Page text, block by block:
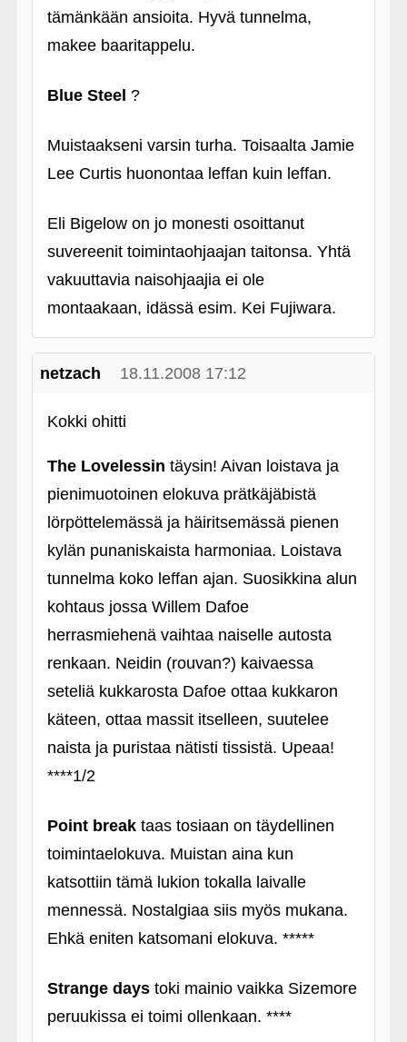
tämänkään ansioita. Hyvä tunnelma,
makee baaritappelu.
Blue Steel ?
Muistaakseni varsin turha. Toisaalta Jamie
Lee Curtis huonontaa leffan kuin leffan.
Eli Bigelow on jo monesti osoittanut
suvereenit toimintaohjaajan taitonsa. Yhtä
vakuuttavia naisohjaajia ei ole
montaakaan, idässä esim. Kei Fujiwara.
netzach 18.11.2008 17:12
Kokki ohitti
The Lovelessin täysin! Aivan loistava ja
pienimuotoinen elokuva prätkäjäbistä
lörpöttelemässä ja häiritsemässä pienen
kylän punaniskaista harmoniaa. Loistava
tunnelma koko leffan ajan. Suosikkina alun
kohtaus jossa Willem Dafoe
herrasmiehenä vaihtaa naiselle autosta
renkaan. Neidin (rouvan?) kaivaessa
seteliä kukkarosta Dafoe ottaa kukkaron
käteen, ottaa massit itselleen, suutelee
naista ja puristaa nätisti tissistä. Upeaa!
****1/2
Point breaktaas tosiaan on täydellinen
toimintaelokuva. Muistan aina kun
katsottiin tämä lukion tokalla laivalle
mennessä. Nostalgiaa siis myös mukana.
Ehkä eniten katsomani elokuva. *****
Strange daystoki mainio vaikka Sizemore
peruukissa ei toimi ollenkaan. ****